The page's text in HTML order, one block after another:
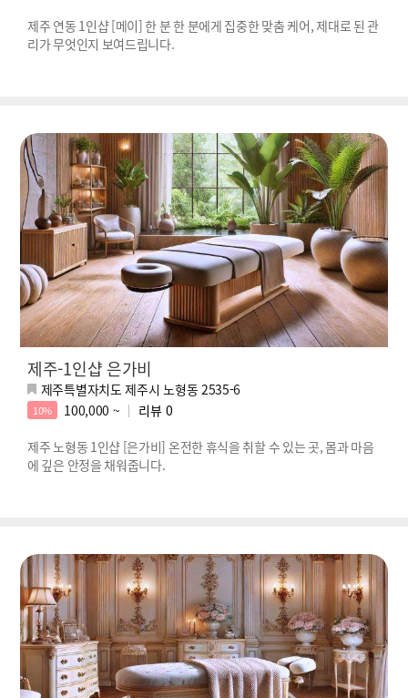
제주 연동 1인샵 [메이] 한 분 한 분에게 집중한 맞춤 케어, 제대로 된 관
리가 무엇인지 보여드립니다.
제주-1인샵 은가비
제주특별자치도 제주시 노형동 2535-6
10% 100,000 ~ 리뷰 0
제주 노형동 1인샵 [은가비] 온전한 휴식을 취할 수 있는 곳, 몸과 마음
에 깊은 안정을 채워줍니다.